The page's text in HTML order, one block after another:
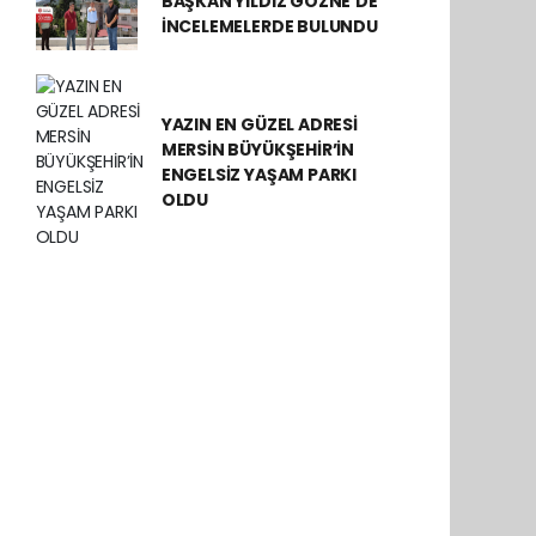
İNCELEMELERDE BULUNDU
YAZIN EN GÜZEL ADRESİ
MERSİN BÜYÜKŞEHİR’İN
ENGELSİZ YAŞAM PARKI
OLDU